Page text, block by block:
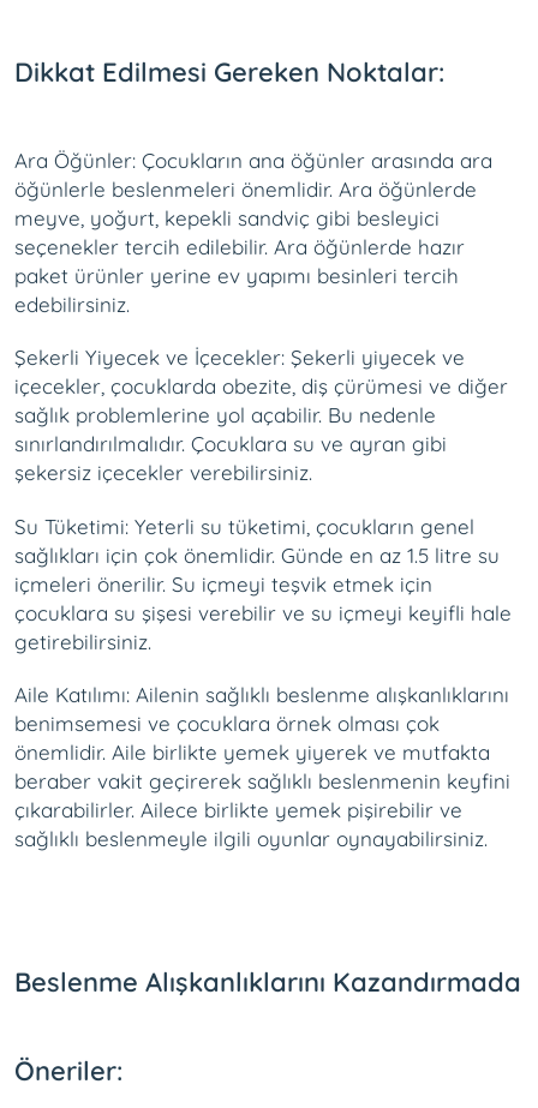
Dikkat Edilmesi Gereken Noktalar:
Ara Öğünler: Çocukların ana öğünler arasında ara
öğünlerle beslenmeleri önemlidir. Ara öğünlerde
meyve, yoğurt, kepekli sandviç gibi besleyici
seçenekler tercih edilebilir. Ara öğünlerde hazır
paket ürünler yerine ev yapımı besinleri tercih
edebilirsiniz.
Şekerli Yiyecek ve İçecekler: Şekerli yiyecek ve
içecekler, çocuklarda obezite, diş çürümesi ve diğer
sağlık problemlerine yol açabilir. Bu nedenle
sınırlandırılmalıdır. Çocuklara su ve ayran gibi
şekersiz içecekler verebilirsiniz.
Su Tüketimi: Yeterli su tüketimi, çocukların genel
sağlıkları için çok önemlidir. Günde en az 1.5 litre su
içmeleri önerilir. Su içmeyi teşvik etmek için
çocuklara su şişesi verebilir ve su içmeyi keyifli hale
getirebilirsiniz.
Aile Katılımı: Ailenin sağlıklı beslenme alışkanlıklarını
benimsemesi ve çocuklara örnek olması çok
önemlidir. Aile birlikte yemek yiyerek ve mutfakta
beraber vakit geçirerek sağlıklı beslenmenin keyfini
çıkarabilirler. Ailece birlikte yemek pişirebilir ve
sağlıklı beslenmeyle ilgili oyunlar oynayabilirsiniz.
Beslenme Alışkanlıklarını Kazandırmada
Öneriler: